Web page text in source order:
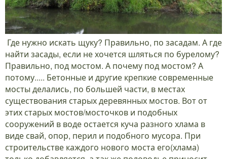
Где нужно искать щуку? Правильно, по засадам. А где
найти засады, если не хочется шляться по бурелому?
Правильно, под мостом. А почему под мостом? А
потому..... Бетонные и другие крепкие современные
мосты делались, по большей части, в местах
существования старых деревянных мостов. Вот от
этих старых мостов/мосточков и подобных
сооружений в воде остается куча разного хлама в
виде свай, опор, перил и подобного мусора. При
строительстве каждого нового моста его(хлама)